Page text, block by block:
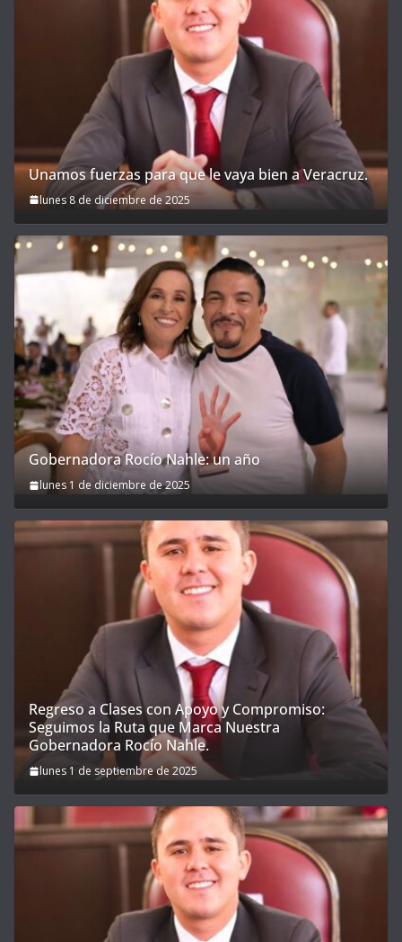
Unamos fuerzas para que le vaya bien a Veracruz.
lunes 8 de diciembre de 2025
Gobernadora Rocío Nahle: un año
lunes 1 de diciembre de 2025
Regreso a Clases con Apoyo y Compromiso:
Seguimos la Ruta que Marca Nuestra
Gobernadora Rocío Nahle.
lunes 1 de septiembre de 2025